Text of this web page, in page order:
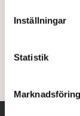
Inställningar
Statistik
Marknadsföring
2026. ”Det